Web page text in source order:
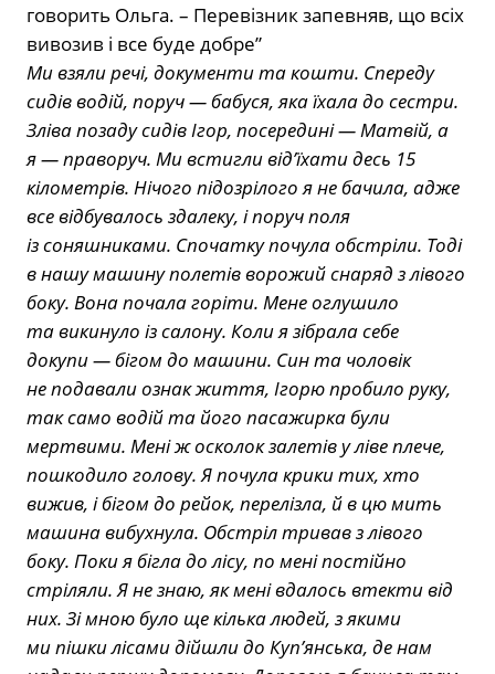
говорить Ольга. – Перевізник запевняв, що всіх
вивозив і все буде добре”
Ми взяли речі, документи та кошти. Спереду
сидів водій, поруч — бабуся, яка їхала до сестри.
Зліва позаду сидів Ігор, посередині — Матвій, а
я — праворуч. Ми встигли від’їхати десь 15
кілометрів. Нічого підозрілого я не бачила, адже
все відбувалось здалеку, і поруч поля
із соняшниками. Спочатку почула обстріли. Тоді
в нашу машину полетів ворожий снаряд з лівого
боку. Вона почала горіти. Мене оглушило
та викинуло із салону. Коли я зібрала себе
докупи — бігом до машини. Син та чоловік
не подавали ознак життя, Ігорю пробило руку,
так само водій та його пасажирка були
мертвими. Мені ж осколок залетів у ліве плече,
пошкодило голову. Я почула крики тих, хто
вижив, і бігом до рейок, перелізла, й в цю мить
машина вибухнула. Обстріл тривав з лівого
боку. Поки я бігла до лісу, по мені постійно
стріляли. Я не знаю, як мені вдалось втекти від
них. Зі мною було ще кілька людей, з якими
ми пішки лісами дійшли до Куп’янська, де нам